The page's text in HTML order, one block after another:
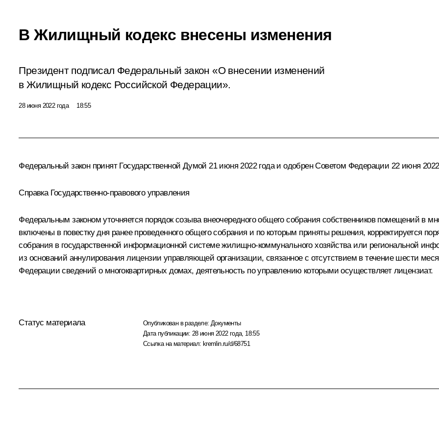
В Жилищный кодекс внесены изменения
Президент подписал Федеральный закон «О внесении изменений
в Жилищный кодекс Российской Федерации».
28 июня 2022 года 18:55
Федеральный закон принят Государственной Думой 21 июня 2022 года и одобрен Советом Федерации 22 июня
Справка Государственно-правового управления
Федеральным законом уточняется порядок созыва внеочередного общего собрания собственников помещений в
включены в повестку дня ранее проведенного общего собрания и по которым приняты решения, корректируется
собрания в государственной информационной системе жилищно-коммунального хозяйства или региональной
из оснований аннулирования лицензии управляющей организации, связанное с отсутствием в течение шести
Федерации сведений о многоквартирных домах, деятельность по управлению которыми осуществляет лицензиат.
Статус материала Опубликован в разделе: Документы
Дата публикации: 28 июня 2022 года, 18:55
Ссылка на материал: kremlin.ru/d/68751